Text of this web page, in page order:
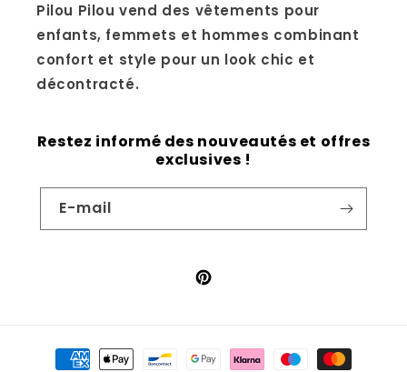
Pilou Pilou vend des vêtements pour
enfants, femmets et hommes combinant
confort et style pour un look chic et
décontracté.
Restez informé des nouveautés et offres
exclusives !
E-mail
Pinterest
Moyens